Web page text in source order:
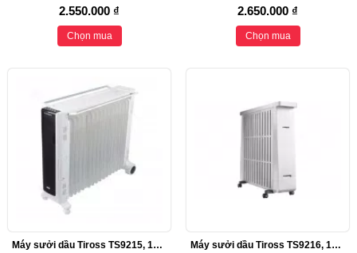
2.550.000 ₫
Chọn mua
2.650.000 ₫
Chọn mua
Máy sưởi dầu Tiross TS9215, 15 thanh sưởi, 2800W Máy sưởi dầu Tiross TS9216, 13 thanh sưởi, 2200W